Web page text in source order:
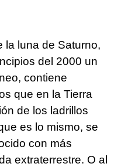
la luna de Saturno,
del 2000 un
contiene
que en la Tierra
de los ladrillos
es lo mismo, se
con más
extraterrestre. O al